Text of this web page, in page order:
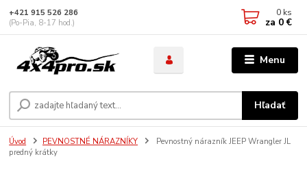
Menu
Hľadať
+421 915 526 286
(Po-Pia, 8-17 hod.)
0 ks
za 0 €
Úvod PEVNOSTNÉ NÁRAZNÍKY
Pevnostný nárazník JEEP Wrangler JL
predný krátky